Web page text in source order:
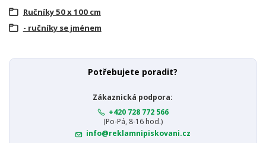
Ručníky 50 x 100 cm
- ručníky se jménem
Potřebujete poradit?
Zákaznická podpora:
+420 728 772 566
(Po-Pá, 8-16 hod.)
info@reklamnipiskovani.cz